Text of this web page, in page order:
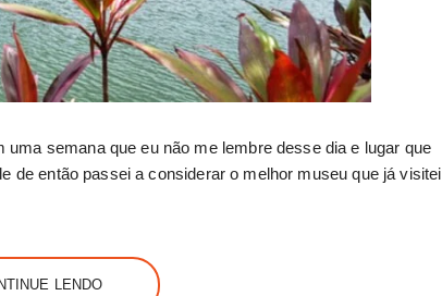
semana que eu não me lembre desse dia e lugar que
de então passei a considerar o melhor museu que já visitei
LENDO